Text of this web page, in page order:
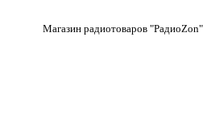
Магазин радиотоваров "РадиоZon"